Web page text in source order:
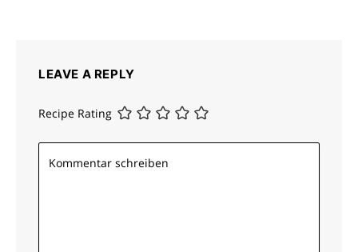
LEAVE A REPLY
Recipe Rating